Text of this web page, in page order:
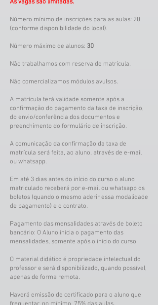
As vagas são limitadas.
Número mínimo de inscrições para as aulas: 20
(conforme disponibilidade do local).
Número máximo de alunos: 30
Não trabalhamos com reserva de matrícula.
Não comercializamos módulos avulsos.
A matrícula terá validade somente após a
confirmação do pagamento da taxa de inscrição,
do envio/conferência dos documentos e
preenchimento do formulário de inscrição.
A comunicação da confirmação da taxa de
matrícula será feita, ao aluno, através de e-mail
ou whatsapp.
Em até 3 dias antes do início do curso o aluno
matriculado receberá por e-mail ou whatsapp os
boletos (quando o mesmo aderir essa modalidade
de pagamento) e o contrato.
Pagamento das mensalidades através de boleto
bancário: O Aluno inicia o pagamento das
mensalidades, somente após o início do curso.
O material didático é propriedade intelectual do
professor e será disponibilizado, quando possível,
apenas de forma remota.
Haverá emissão de certificado para o aluno que